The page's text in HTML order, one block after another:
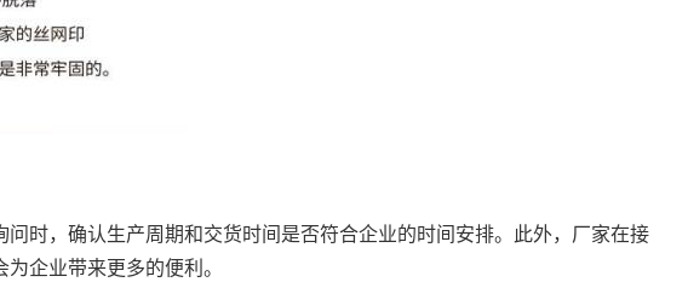
时，确认生产周期和交货时间是否符合企业的时间安排。此外，厂家在接
企业带来更多的便利。